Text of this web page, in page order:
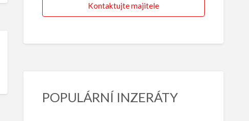
Kontaktujte majitele
POPULÁRNÍ INZERÁTY